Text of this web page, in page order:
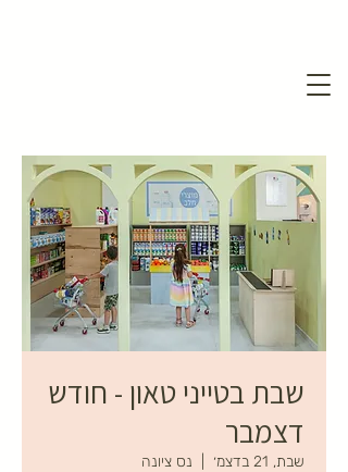
שבת בטייני טאון - חודש
דצמבר
שבת, 21 בדצמ׳ נס ציונה